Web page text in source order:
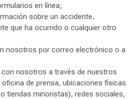
en línea;
sobre un accidente,
que ha ocurrido o cualquier otro
nosotros por correo electrónico o a
nosotros a través de nuestros
de prensa, ubicaciones físicas
tiendas minoristas), redes sociales,